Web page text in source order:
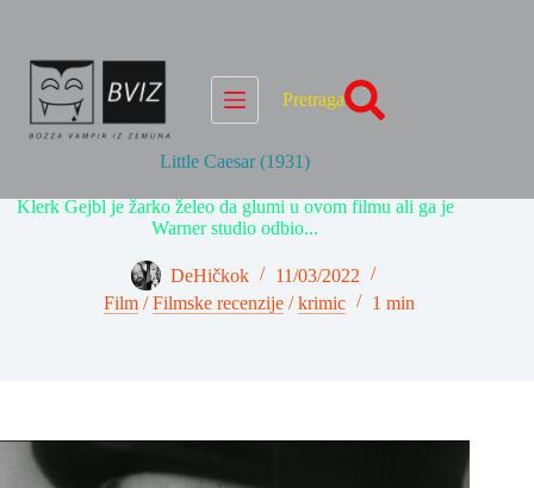
Pretraga
Little Caesar (1931)
Klerk Gejbl je žarko želeo da glumi u ovom filmu ali ga je
Warner studio odbio...
DeHičkok
11/03/2022
Film/Filmske recenzije/krimic 1 min